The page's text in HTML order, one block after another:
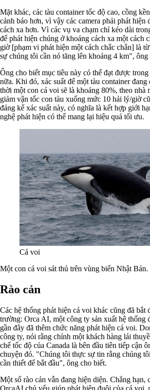
Mặt khác, các tàu container tốc độ cao, cồng
cảnh báo hơn, vì vậy các camera phải phát
cách xa hơn. Vì các vụ va chạm chỉ kéo dài
để phát hiện chúng ở khoảng cách xa một cách
giờ [phạm vi phát hiện một cách chắc chắn] là
sự chúng tôi cần nó tăng lên khoảng 4 km",
Ông cho biết mục tiêu này có thể đạt được
nữa. Khi đó, xác suất để một tàu container
thời một con cá voi sẽ là khoảng 80%, theo nhà
giảm vận tốc con tàu xuống mức 10 hải lý/giờ
đáng kể xác suất này, có nghĩa là kết hợp giới
nghệ phát hiện có thể mang lại hiệu quả tối ưu.
Cá voi
Một con cá voi sát thủ trên vùng biển Nhật
Rào cản
Các hệ thống phát hiện cá voi khác cũng đã bắt
trường: Orca AI, một công ty sản xuất hệ thống
gần đây đã thêm chức năng phát hiện cá voi.
công ty, nói rằng chính một khách hàng lái
chế tốc độ của Canada là bên đầu tiên tiếp cận
chuyện đó. "Chúng tôi thực sự tin rằng chúng
cần thiết để bắt đầu", ông cho biết.
Một số rào cản vẫn đang hiện diện. Chẳng hạn,
OrcaAI chủ yếu giúp phát hiện đuôi của cá voi,